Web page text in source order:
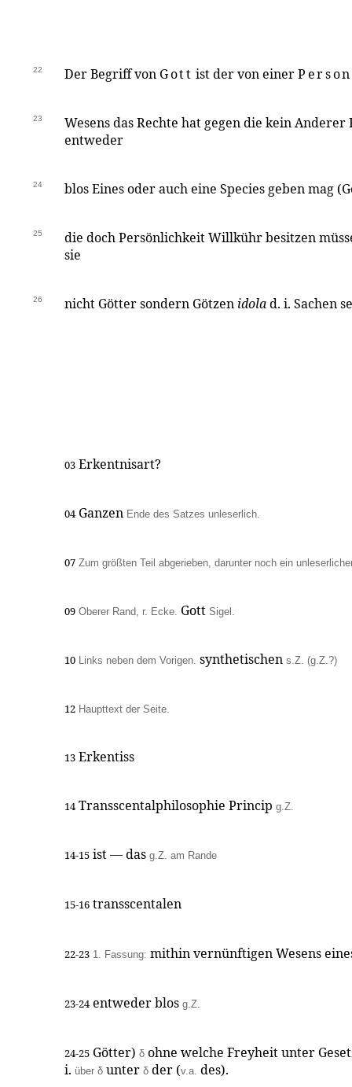
22 Der Begriff von Gott ist der von einerPerson
23
Wesens das Rechte hat gegen die kein
entweder
24 blos Eines oder auch eine Species geben mag
25
die doch Persönlichkeit Willkühr besitzen
sie
26 nicht Götter sondern Götzen idolad. i. Sachen
03 Erkentnisart?
04 Ganzen Ende des Satzes unleserlich.
07 Zum größten Teil abgerieben, darunter noch ein
09 Oberer Rand, r. Ecke. Gott Sigel.
10 Links neben dem Vorigen. synthetischen s.Z. (g.Z.?)
12 Haupttext der Seite.
13 Erkentiss
14 Transscentalphilosophie Princip g.Z.
14-15 ist — das g.Z. am Rande
15-16 transscentalen
22-23 1. Fassung: mithin vernünftigen Wesens
23-24 entweder blos g.Z.
24-25 Götter) δ ohne welche Freyheit unter
i. über δ unter δ der (v.a. des).